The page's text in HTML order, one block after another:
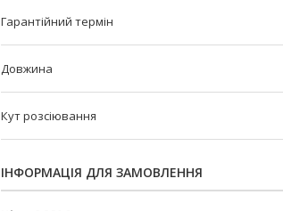
Гарантійний термін
Довжина
Кут розсіювання
ІНФОРМАЦІЯ ДЛЯ ЗАМОВЛЕННЯ